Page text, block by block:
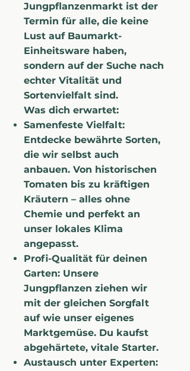
Jungpflanzenmarkt ist der
Termin für alle, die keine
Lust auf Baumarkt-
Einheitsware haben,
sondern auf der Suche nach
echter Vitalität und
Sortenvielfalt sind.
Was dich erwartet:
Samenfeste Vielfalt:
Entdecke bewährte Sorten,
die wir selbst auch
anbauen. Von historischen
Tomaten bis zu kräftigen
Kräutern – alles ohne
Chemie und perfekt an
unser lokales Klima
angepasst.
Profi-Qualität für deinen
Garten: Unsere
Jungpflanzen ziehen wir
mit der gleichen Sorgfalt
auf wie unser eigenes
Marktgemüse. Du kaufst
abgehärtete, vitale Starter.
Austausch unter Experten: